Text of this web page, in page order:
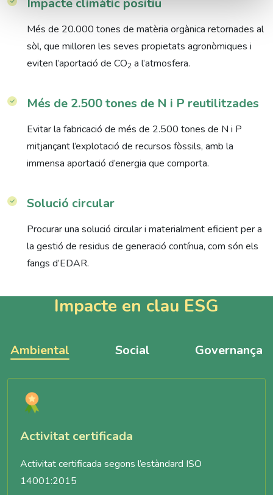
Impacte climàtic positiu
Més de 20.000 tones de matèria orgànica retornades al
sòl, que milloren les seves propietats agronòmiques i
eviten l’aportació de CO2 a l’atmosfera.
Més de 2.500 tones de N i P reutilitzades
Evitar la fabricació de més de 2.500 tones de N i P
mitjançant l’explotació de recursos fòssils, amb la
immensa aportació d’energia que comporta.
Solució circular
Procurar una solució circular i materialment eficient per a
la gestió de residus de generació contínua, com són els
fangs d’EDAR.
Impacte en clau ESG
Ambiental Social Governança
Activitat certificada
Activitat certificada segons l’estàndard ISO
14001:2015